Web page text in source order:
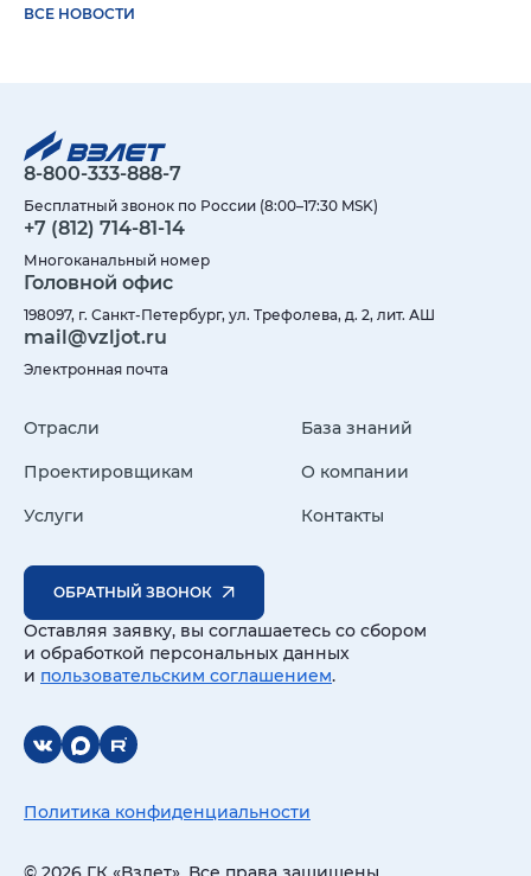
ВСЕ НОВОСТИ
8-800-333-888-7
Бесплатный звонок по России (8:00–17:30 MSK)
+7 (812) 714-81-14
Многоканальный номер
Головной офис
198097, г. Санкт-Петербург, ул. Трефолева, д. 2, лит. АШ
mail@vzljot.ru
Электронная почта
Отрасли
Проектировщикам
Услуги
База знаний
О компании
Контакты
ОБРАТНЫЙ ЗВОНОК
Оставляя заявку, вы соглашаетесь со сбором
и обработкой персональных данных
и пользовательским соглашением.
Политика конфиденциальности